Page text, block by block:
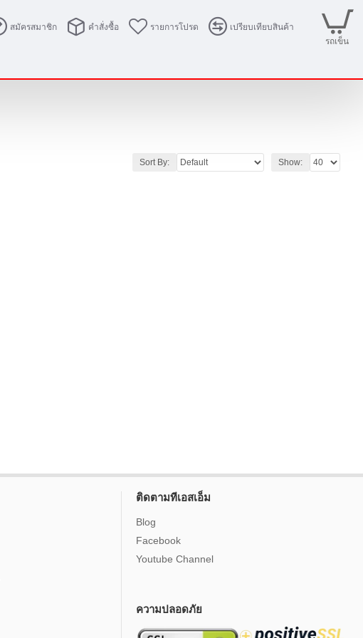
สมัครสมาชิก คำสั่งซื้อ รายการโปรด
เปรียบเทียบสินค้า
รถเข็น
Sort By: Show:
ติดตามทีเอสเอ็ม
Blog
Facebook
Youtube Channel
ความปลอดภัย